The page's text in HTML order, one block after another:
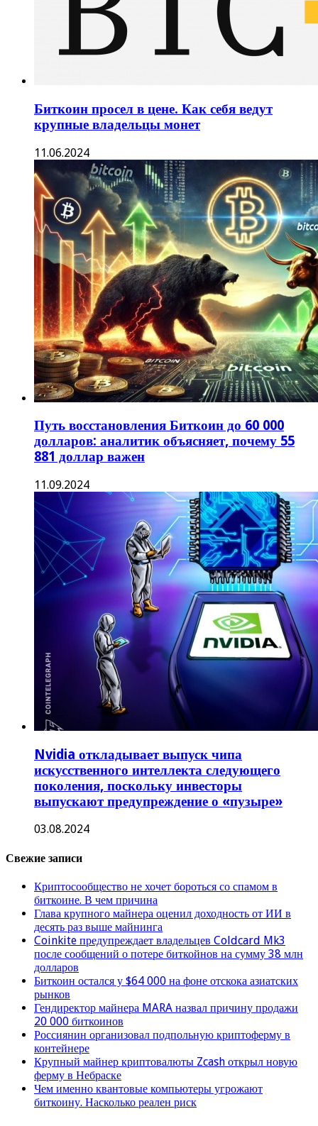
Биткоин просел в цене. Как себя ведут
крупные владельцы монет
11.06.2024
Путь восстановления Биткоин до 60 000
долларов: аналитик объясняет, почему 55
881 доллар важен
11.09.2024
Nvidia откладывает выпуск чипа
искусственного интеллекта следующего
поколения, поскольку инвесторы
выпускают предупреждение о «пузыре»
03.08.2024
Свежие записи
Криптосообщество не хочет бороться со спамом в
биткоине. В чем причина
Глава крупного майнера оценил доходность от ИИ в
десять раз выше майнинга
Coinkite предупреждает владельцев Coldcard Mk3
после сообщений о потере биткойнов на сумму 38 млн
долларов
Биткоин остался у $64 000 на фоне отскока азиатских
рынков
Гендиректор майнера MARA назвал причину продажи
20 000 биткоинов
Россиянин организовал подпольную криптоферму в
контейнере
Крупный майнер криптовалюты Zcash открыл новую
ферму в Небраске
Чем именно квантовые компьютеры угрожают
биткоину. Насколько реален риск